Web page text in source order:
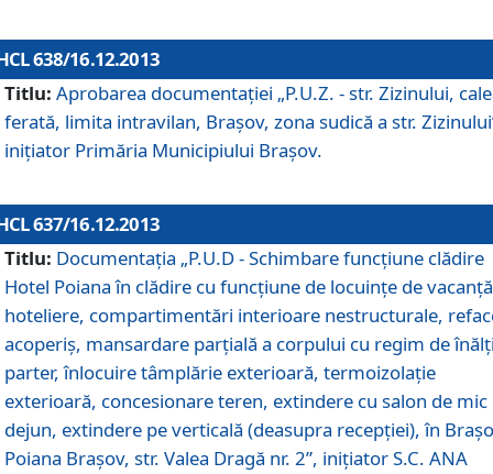
638/16.12.2013
Titlu: Aprobarea documentaţiei „P.U.Z. - str. Zizinului,
ferată, limita intravilan, Braşov, zona sudică a str.
iniţiator Primăria Municipiului Braşov.
637/16.12.2013
Titlu: Documentaţia „P.U.D - Schimbare funcţiune clădire
Hotel Poiana în clădire cu funcţiune de locuinţe de
hoteliere, compartimentări interioare nestructurale,
acoperiş, mansardare parţială a corpului cu regim de
parter, înlocuire tâmplărie exterioară, termoizolaţie
exterioară, concesionare teren, extindere cu salon de mic
dejun, extindere pe verticală (deasupra recepţiei), în
Poiana Braşov, str. Valea Dragă nr. 2”, iniţiator S.C. ANA